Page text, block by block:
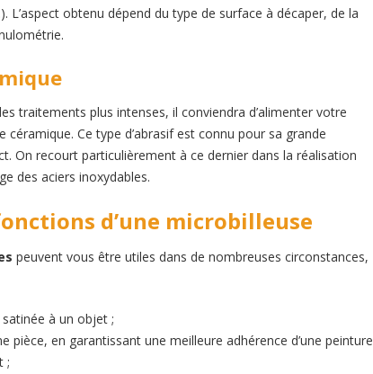
L’aspect obtenu dépend du type de surface à décaper, de la
traitements plus intenses, il conviendra d’alimenter votre
céramique. Ce type d’abrasif est connu pour sa grande
On recourt particulièrement à ce dernier dans la réalisation
des aciers inoxydables.
d’une microbilleuse
peuvent vous être utiles dans de nombreuses circonstances,
à un objet ;
pièce, en garantissant une meilleure adhérence d’une peinture
;